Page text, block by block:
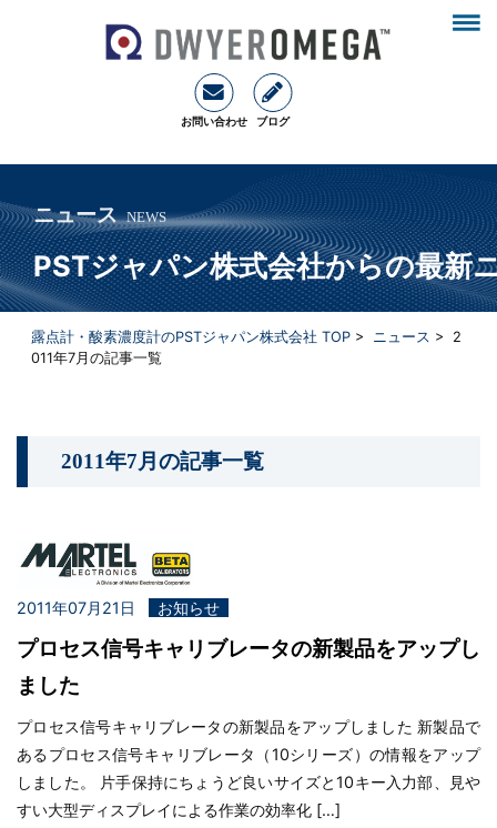
お問い合わせ ブログ
ニュース NEWS
PSTジャパン株式会社からの最新
露点計・酸素濃度計のPSTジャパン株式会社 TOP> ニュース > 2
011年7月 の記事一覧
2011年7月 の記事一覧
2011年07月21日 お知らせ
プロセス信号キャリブレータの新製品をアップし
ました
プロセス信号キャリブレータの新製品をアップしました 新製品で
あるプロセス信号キャリブレータ（10シリーズ）の情報をアップ
しました。 片手保持にちょうど良いサイズと10キー入力部、見や
すい大型ディスプレイによる作業の効率化 […]